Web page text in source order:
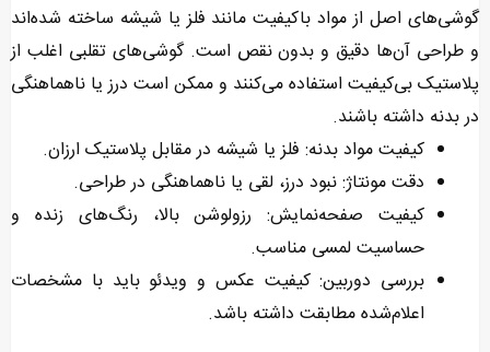
گوشی‌های اصل از مواد باکیفیت مانند فلز یا شیشه ساخته شده‌اند
و طراحی آن‌ها دقیق و بدون نقص است. گوشی‌های تقلبی اغلب از
پلاستیک بی‌کیفیت استفاده می‌کنند و ممکن است درز یا ناهماهنگی
در بدنه داشته باشند.
کیفیت مواد بدنه: فلز یا شیشه در مقابل پلاستیک ارزان.
دقت مونتاژ: نبود درز، لقی یا ناهماهنگی در طراحی.
کیفیت صفحه‌نمایش: رزولوشن بالا، رنگ‌های زنده و
حساسیت لمسی مناسب.
بررسی دوربین: کیفیت عکس و ویدئو باید با مشخصات
اعلام‌شده مطابقت داشته باشد.